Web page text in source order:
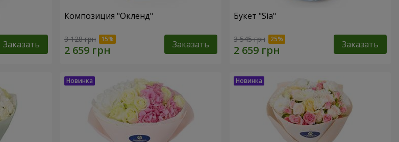
Заказать
Композиция "Окленд"
3 128 грн Заказать
Букет "Sia"
3 545 грн Заказать